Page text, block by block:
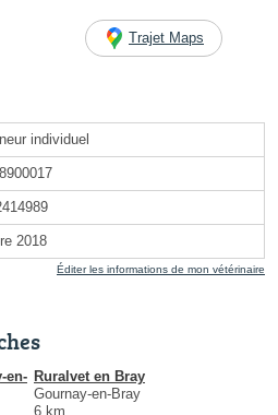
Trajet Maps
individuel
2018
Éditer les informations de mon vétérinaire
en- Ruralvet en Bray
Gournay-en-Bray
6 km